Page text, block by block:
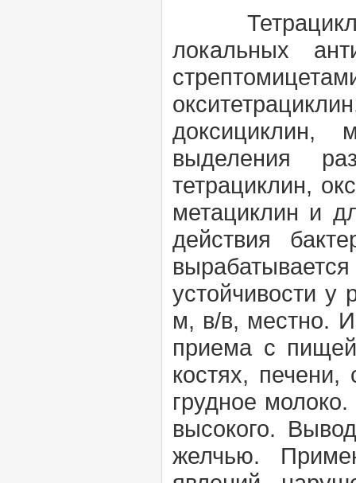
локальных
доксициклин,
выделения
тетрациклин,
метациклин и
действия
устойчивости у
м, в/в, местно.
приема с
костях,
грудное
высокого.
желчью.